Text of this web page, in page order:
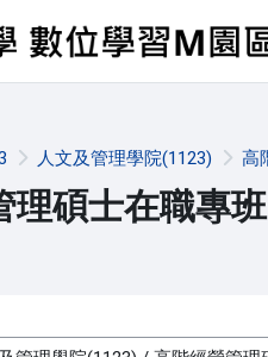
人文及管理學院(1123) 高
理碩士在職專